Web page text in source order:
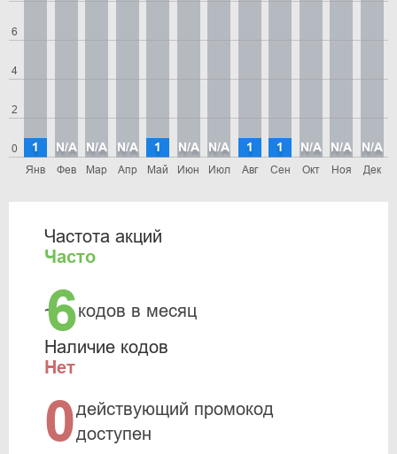
0
2
4
6
Янв
1
Фев
N/A
Мар
N/A
Апр
N/A
Май
1
Июн
N/A
Июл
N/A
Авг
1
Сен
1
Окт
N/A
Ноя
N/A
Дек
N/A
Частота акций
Часто
~6кодов в месяц
Наличие кодов
Нет
0действующий промокод
доступен